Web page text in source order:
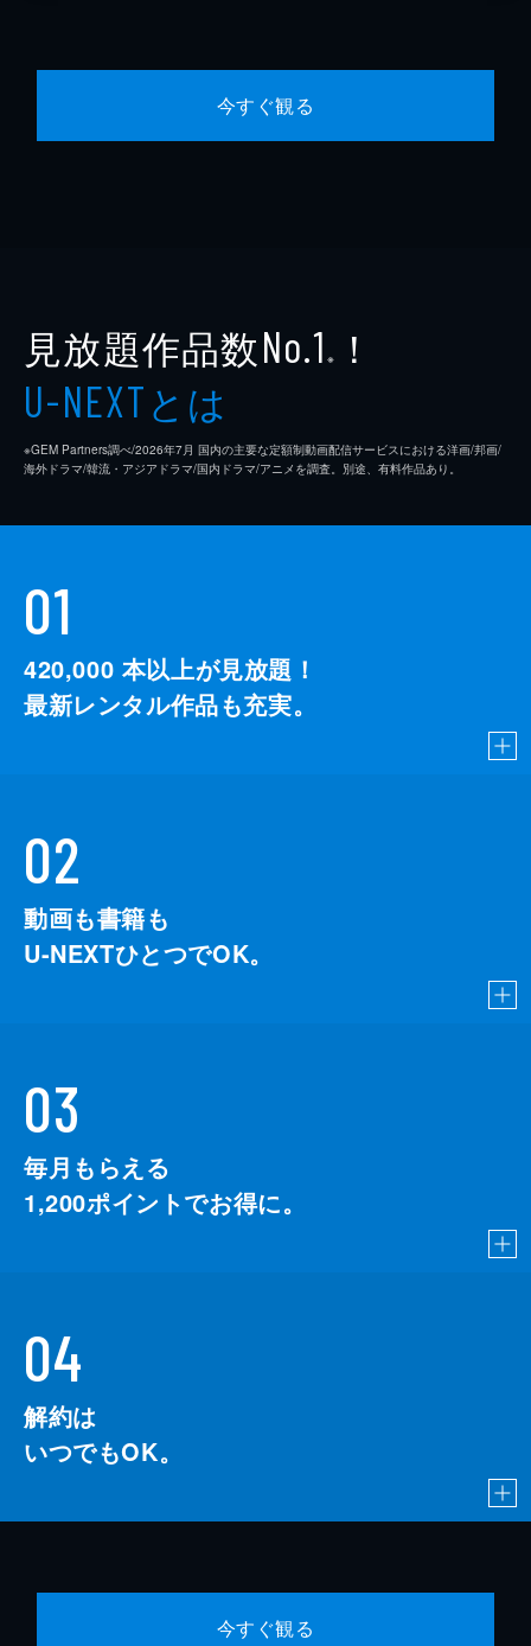
今すぐ観る
見放題作品数No.1 ※ ！
U-NEXTとは
※GEM Partners調べ/2026年7⽉ 国内の主要な定額制動画配信サービスにおける洋画/邦画/
海外ドラマ/韓流・アジアドラマ/国内ドラマ/アニメを調査。別途、有料作品あり。
01
420,000 本以上が見放題！
最新レンタル作品も充実。
02
動画も書籍も
U-NEXTひとつでOK。
03
毎月もらえる
1,200ポイントでお得に。
04
解約は
いつでもOK。
今すぐ観る